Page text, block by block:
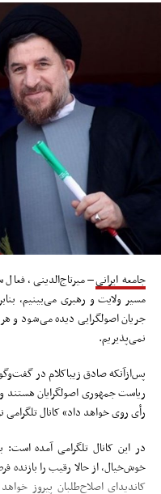
جامعه ایرانی– میرتاج‌الدینی،
مسیر ولایت و رهبری می‌بینیم،
جریان اصولگرایی دیده می‌شود و
نمی‌پذیریم.
پس‌ازآنکه صادق زیباکلام در
ریاست جمهوری اصولگرایان هستند
رأی روی خواهد داد» کانال
در این کانال تلگرامی آمده است:
خوش‌خیال، از حالا رقیب را
کاندیدای اصلاح‌طلبان پیروز